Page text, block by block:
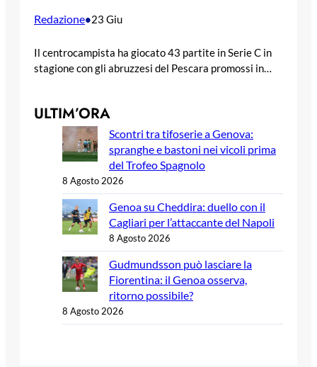
Redazione•23 Giu
Il centrocampista ha giocato 43 partite in Serie C in
stagione con gli abruzzesi del Pescara promossi in…
ULTIM’ORA
Scontri tra tifoserie a Genova:
spranghe e bastoni nei vicoli prima
del Trofeo Spagnolo
8 Agosto 2026
Genoa su Cheddira: duello con il
Cagliari per l’attaccante del Napoli
8 Agosto 2026
Gudmundsson può lasciare la
Fiorentina: il Genoa osserva,
ritorno possibile?
8 Agosto 2026